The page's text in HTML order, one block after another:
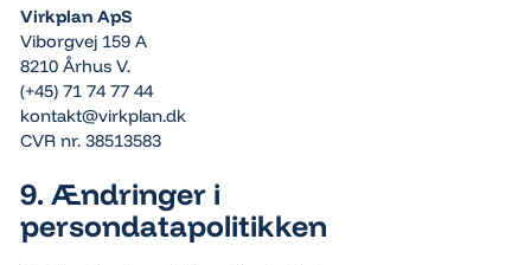
Virkplan ApS
Viborgvej 159 A
8210 Århus V.
(+45) 71 74 77 44
kontakt@virkplan.dk
CVR nr. 38513583
9. Ændringer i
persondatapolitikken